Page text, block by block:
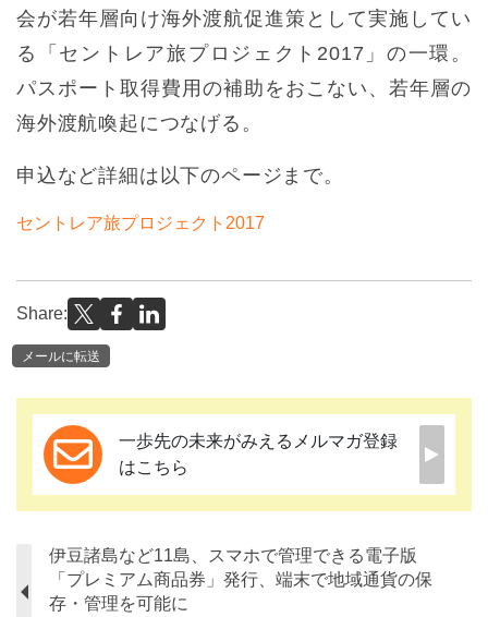
会が若年層向け海外渡航促進策として実施してい
る「セントレア旅プロジェクト2017」の一環。
パスポート取得費用の補助をおこない、若年層の
海外渡航喚起につなげる。
申込など詳細は以下のページまで。
セントレア旅プロジェクト2017
Share:
メールに転送
一歩先の未来がみえるメルマガ登録
はこちら
伊豆諸島など11島、スマホで管理できる電子版
「プレミアム商品券」発行、端末で地域通貨の保
存・管理を可能に